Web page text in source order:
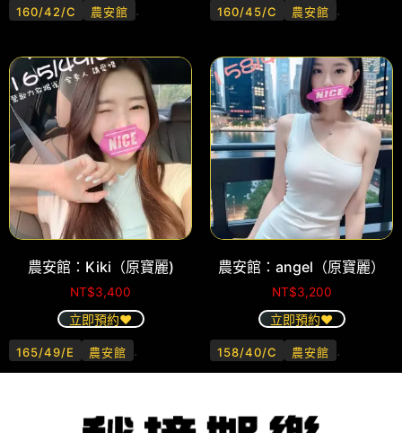
160/42/C 農安館 . 160/45/C 農安館 .
農安館：Kiki（原寶麗)
NT$3,400
立即預約❤️
165/49/E 農安館 .
農安館：angel（原寶麗）
NT$3,200
立即預約❤️
158/40/C 農安館 .